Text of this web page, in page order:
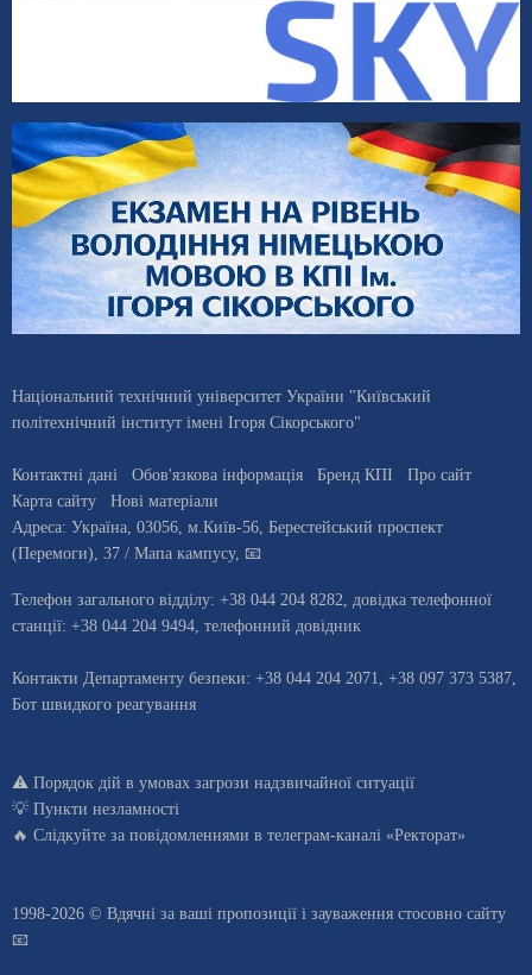
Національний технічний університет України "Київський
політехнічний інститут імені Ігоря Сікорського"
Контактні дані Обов'язкова інформація Бренд КПІ
Про сайт
Карта сайту
Нові матеріали
Адреса: Україна 03056 , м. Київ-56, Берестейський проспект
(Перемоги), 37 / Мапа кампусу, 📧
Телефон загального відділу: +38 044 204 8282 , довiдка телефонної
станцiї: +38 044 204 9494 телефонний довідник
Контакти Департаменту безпеки: +38 044 204 2071, +38 097 373 5387,
Бот швидкого реагування
⚠️ Порядок дій в умовах загрози надзвичайної ситуації
💡 Пункти незламності
🔥 Слідкуйте за повідомленнями в телеграм-каналі «Ректорат»
1998-2026 © Вдячні за ваші пропозиції і зауваження стосовно сайту
📧